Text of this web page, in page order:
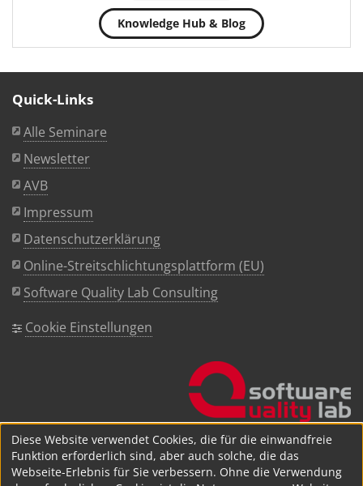
Knowledge Hub & Blog
Quick-Links
Alle Seminare
Newsletter
AVB
Impressum
Datenschutzerklärung
Online-Streitschlichtungsplattform (EU)
Software Quality Lab Consulting
Cookie Einstellungen
Diese Website verwendet Cookies, die für die einwandfreie
Funktion erforderlich sind, aber auch solche, die das
Webseite-Erlebnis für Sie verbessern. Ohne die Verwendung